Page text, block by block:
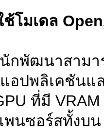
โมเดล
กพัฒนาสามา
อปพลิเคชันแ
ที่มี
นซอร์สทั้งบน